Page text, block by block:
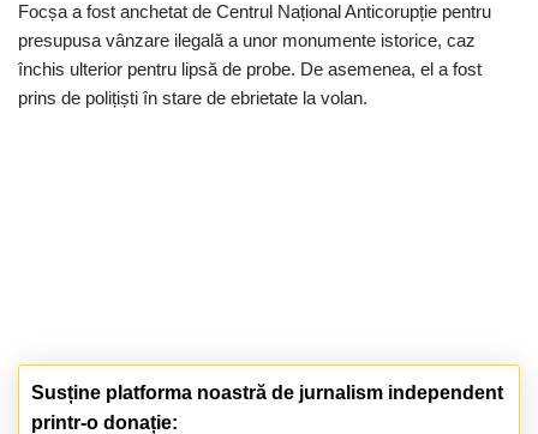
Focșa a fost anchetat de Centrul Național Anticorupție pentru
presupusa vânzare ilegală a unor monumente istorice, caz
închis ulterior pentru lipsă de probe. De asemenea, el a fost
prins de polițiști în stare de ebrietate la volan.
Susține platforma noastră de jurnalism independent
printr-o donație: